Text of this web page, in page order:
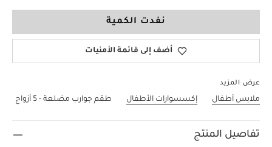
نفدت الكمية
أضف إلى قائمة الأمنيات
عرض المزيد
ملابس أطفال إكسسوارات الأطفال طقم جوارب مضلعة - 5 أزواج
تفاصيل المنتج